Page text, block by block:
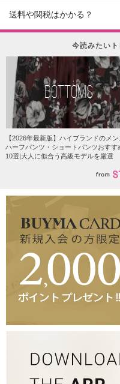
送料や関税はかかる？
今読みたい
BOTTOMS
【2026年最新版】ハイブランドのメン
ハーフパンツ・ショートパンツおすす
10選|大人に似合う高級モデルを厳選